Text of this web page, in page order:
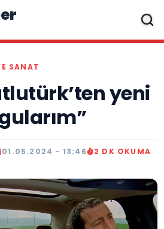
SANAT
yeni
01.05.2024 - 13:46 2 DK OKUMA